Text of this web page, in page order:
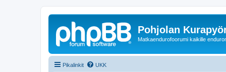
Pohjolan
Matkaendurofoorumi kaikille
Pikalinkit UKK